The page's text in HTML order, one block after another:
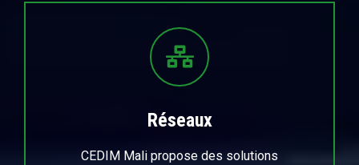
Réseaux
CEDIM Mali propose des solutions